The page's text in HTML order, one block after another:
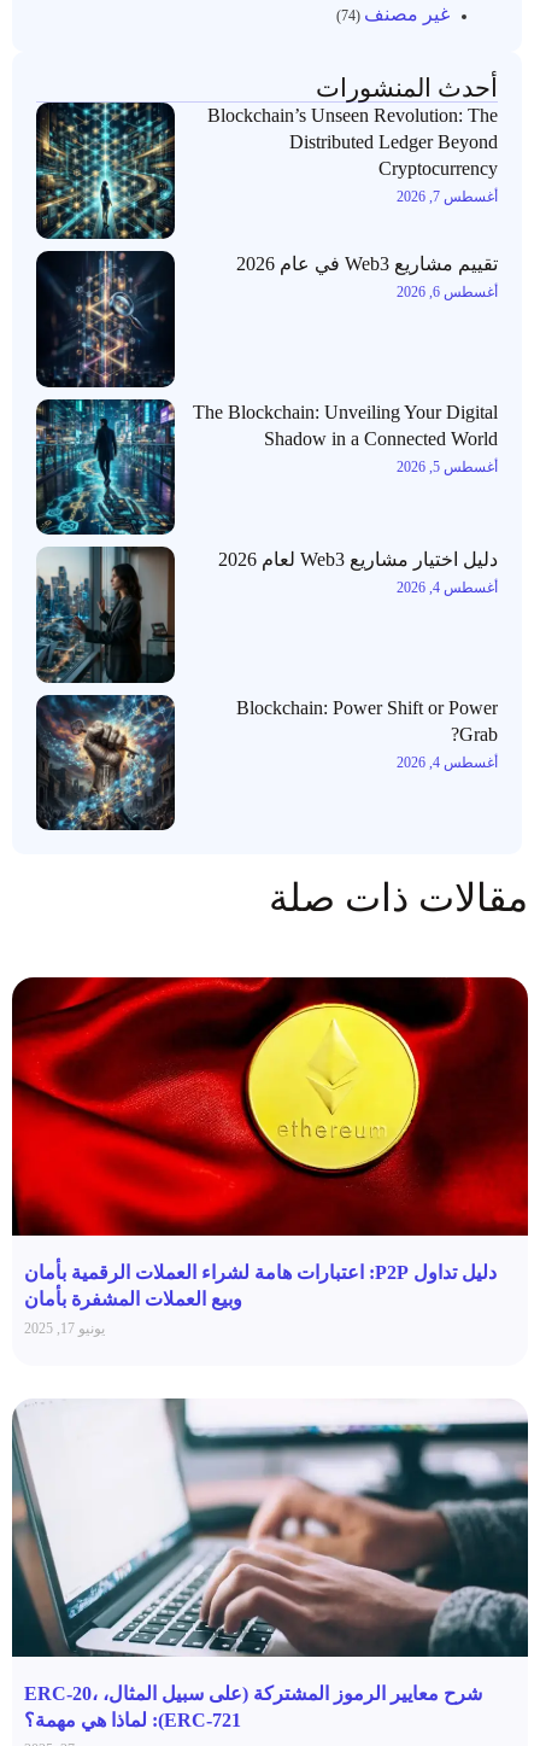
غير مصنف (74)
أحدث المنشورات
Blockchain’s Unseen Revolution: The
Distributed Ledger Beyond
Cryptocurrency
أغسطس 7, 2026
تقييم مشاريع Web3 في عام 2026
أغسطس 6, 2026
The Blockchain: Unveiling Your Digital
Shadow in a Connected World
أغسطس 5, 2026
دليل اختيار مشاريع Web3 لعام 2026
أغسطس 4, 2026
Blockchain: Power Shift or Power
Grab?
أغسطس 4, 2026
مقالات ذات صلة
دليل تداول P2P: اعتبارات هامة لشراء العملات الرقمية بأمان
وبيع العملات المشفرة بأمان
يونيو 17, 2025
شرح معايير الرموز المشتركة (على سبيل المثال، ERC-20،
ERC-721): لماذا هي مهمة؟